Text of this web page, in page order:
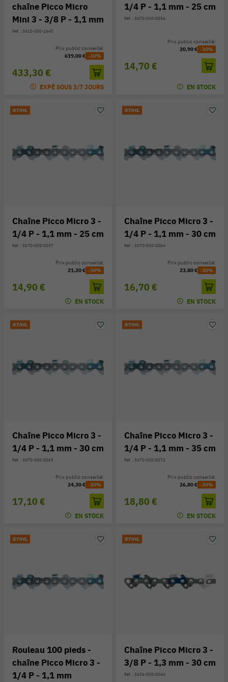
chaîne Picco Micro
Mini 3 - 3/8 P - 1,1 mm
Réf. : 3610-000-1640
433,30 €
Prix public conseillé:
619,00 € -30%
EXPÉ SOUS 3/7 JOURS
1/4 P - 1,1 mm - 25 cm
Réf. : 3670-000-0056
14,70 €
Prix public conseillé:
20,90 € -30%
EN STOCK
Chaîne Picco Micro 3 -
1/4 P - 1,1 mm - 25 cm
Réf. : 3670-000-0057
14,90 €
Prix public conseillé:
21,20 € -30%
EN STOCK
Chaîne Picco Micro 3 -
1/4 P - 1,1 mm - 30 cm
Réf. : 3670-000-0064
16,70 €
Prix public conseillé:
23,80 € -30%
EN STOCK
Chaîne Picco Micro 3 -
1/4 P - 1,1 mm - 30 cm
Réf. : 3670-000-0065
17,10 €
Prix public conseillé:
24,30 € -30%
EN STOCK
Chaîne Picco Micro 3 -
1/4 P - 1,1 mm - 35 cm
Réf. : 3670-000-0072
18,80 €
Prix public conseillé:
26,80 € -30%
EN STOCK
Rouleau 100 pieds -
chaîne Picco Micro 3 -
1/4 P - 1,1 mm
Chaîne Picco Micro 3 -
3/8 P - 1,3 mm - 30 cm
Réf. : 3636-000-0044